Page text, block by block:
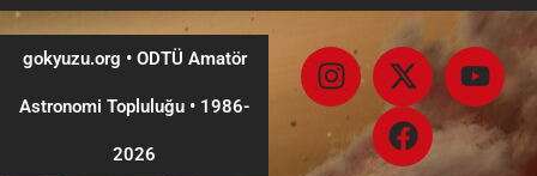
gokyuzu.org • ODTÜ Amatör
Astronomi Topluluğu •1986-
2026